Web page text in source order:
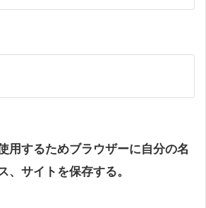
用するためブラウザーに自分の名
、サイトを保存する。